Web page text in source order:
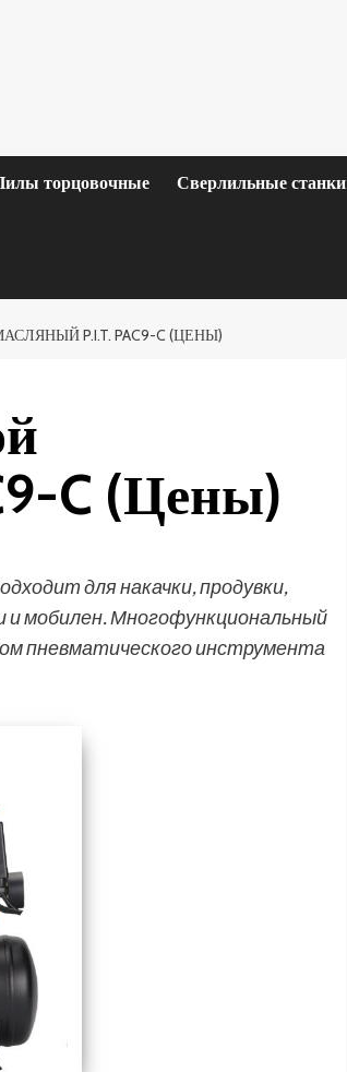
торцовочные Сверлильные станки
P.I.T. PAC9-C (ЦЕНЫ)
C (Цены)
для накачки, продувки,
и мобилен. Многофункциональный
пневматического инструмента